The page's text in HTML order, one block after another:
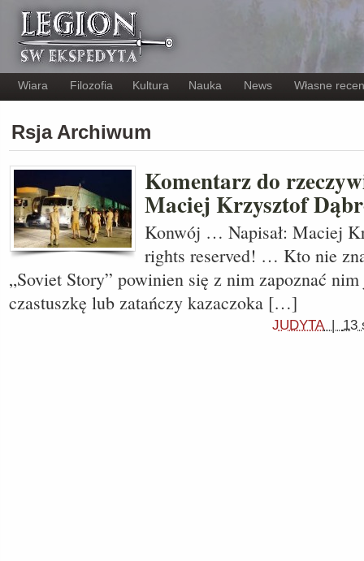
Wiara Filozofia Kultura Nauka News Własne
Rsja Archiwum
Komentarz do
Maciej Krzysztof
Konwój … Napisał: Maciej
rights reserved! … Kto nie
„Soviet Story” powinien się z nim zapoznać
czastuszkę lub zatańczy kazaczoka […]
JUDYTA| 13